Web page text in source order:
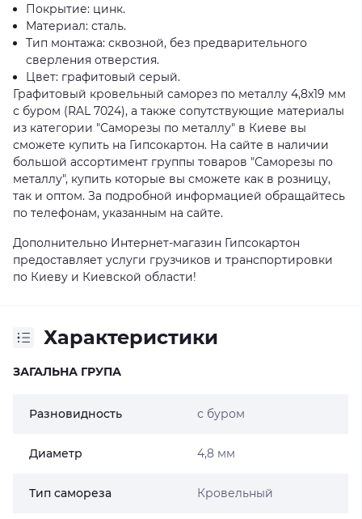
Покрытие: цинк.
Материал: сталь.
Тип монтажа: сквозной, без предварительного
сверления отверстия.
Цвет: графитовый серый.
Графитовый кровельный саморез по металлу 4,8x19 мм
с буром (RAL 7024), а также сопутствующие материалы
из категории "Саморезы по металлу" в Киеве вы
сможете купить на Гипсокартон. На сайте в наличии
большой ассортимент группы товаров "Саморезы по
металлу", купить которые вы сможете как в розницу,
так и оптом. За подробной информацией обращайтесь
по телефонам, указанным на сайте.
Дополнительно Интернет-магазин Гипсокартон
предоставляет услуги грузчиков и транспортировки
по Киеву и Киевской области!
Характеристики
ЗАГАЛЬНА ГРУПА
Разновидность с буром
Диаметр 4,8 мм
Тип самореза Кровельный